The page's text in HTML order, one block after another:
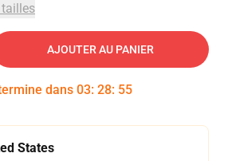
AJOUTER AU PANIER
dans 03: 28: 54
States